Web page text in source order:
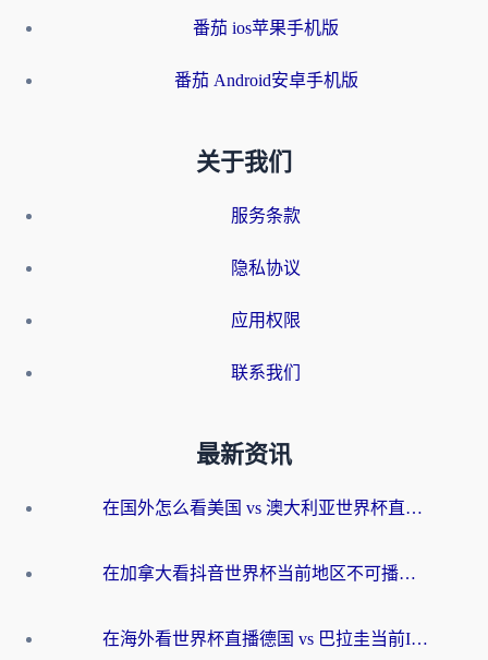
番茄 ios苹果手机版
番茄 Android安卓手机版
关于我们
服务条款
隐私协议
应用权限
联系我们
最新资讯
在国外怎么看美国 vs 澳大利亚世界杯直播？海外党必藏的中文解说观赛指南
在加拿大看抖音世界杯当前地区不可播放？海外党体育观赛终极指南
在海外看世界杯直播德国 vs 巴拉圭当前IP受限制？这篇指南帮你轻松解决地区限制